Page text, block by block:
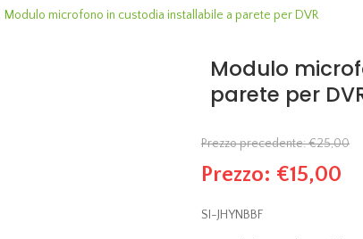
Modulo microfono in custodia installabile a parete per DVR
Modulo
parete per
Prezzo precedente:€25,00
Prezzo: €15,00
SI-JHYNBBF